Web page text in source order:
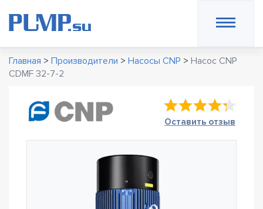
Главная > Производители > Насосы CNP > Насос CNP
CDMF 32-7-2
Оставить отзыв